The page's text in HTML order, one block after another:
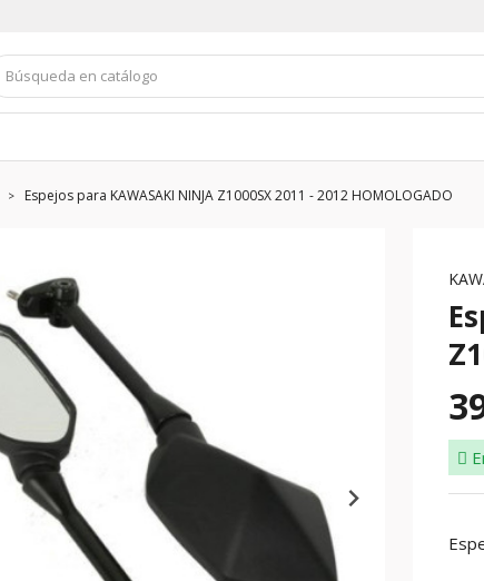
Espejos para KAWASAKI NINJA Z1000SX 2011 - 2012 HOMOLOGADO